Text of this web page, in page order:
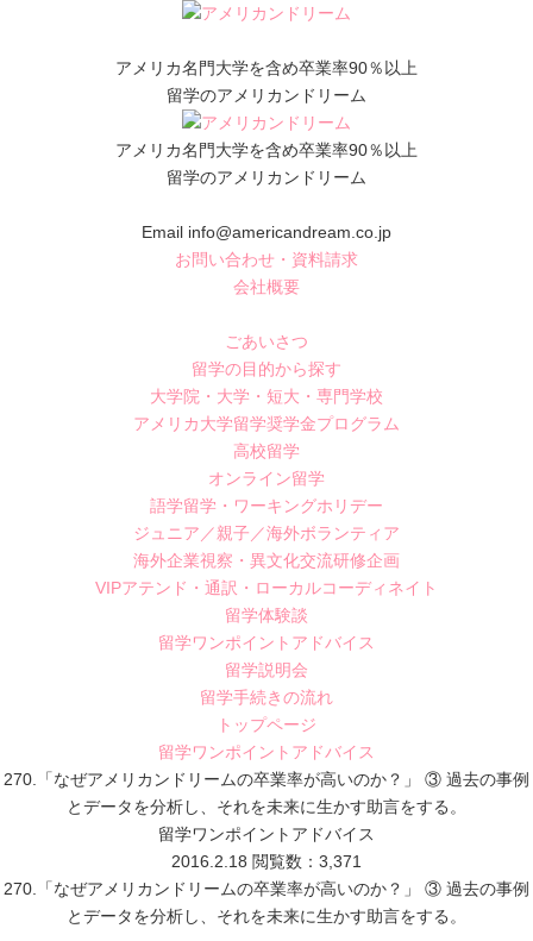
アメリカ名門大学を含め卒業率90％以上
留学のアメリカンドリーム
アメリカ名門大学を含め卒業率90％以上
留学のアメリカンドリーム
Email info@americandream.co.jp
お問い合わせ・資料請求
会社概要
ごあいさつ
留学の目的から探す
大学院・大学・短大・専門学校
アメリカ大学留学奨学金プログラム
高校留学
オンライン留学
語学留学・ワーキングホリデー
ジュニア／親子／海外ボランティア
海外企業視察・異文化交流研修企画
VIPアテンド・通訳・ローカルコーディネイト
留学体験談
留学ワンポイントアドバイス
留学説明会
留学手続きの流れ
トップページ
留学ワンポイントアドバイス
270.「なぜアメリカンドリームの卒業率が高いのか？」 ③ 過去の事例
とデータを分析し、それを未来に生かす助言をする。
留学ワンポイントアドバイス
2016.2.18 閲覧数：3,371
270.「なぜアメリカンドリームの卒業率が高いのか？」 ③ 過去の事例
とデータを分析し、それを未来に生かす助言をする。